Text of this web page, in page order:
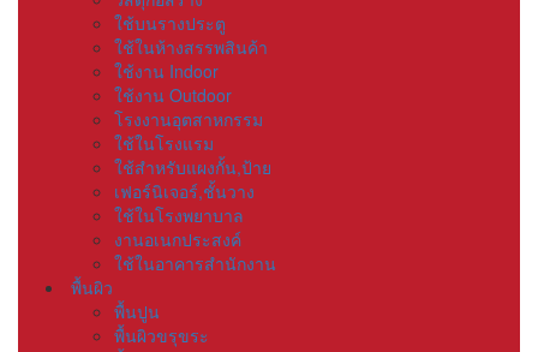
ใช้บนรางประตู
ใช้ในห้างสรรพสินค้า
ใช้งาน Indoor
ใช้งาน Outdoor
โรงงานอุตสาหกรรม
ใช้ในโรงแรม
ใช้สำหรับแผงกั้น,ป้าย
เฟอร์นิเจอร์,ชั้นวาง
ใช้ในโรงพยาบาล
งานอเนกประสงค์
ใช้ในอาคารสำนักงาน
พื้นผิว
พื้นปูน
พื้นผิวขรุขระ